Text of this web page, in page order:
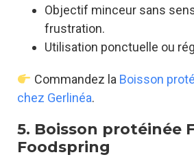
Objectif minceur sans
frustration.
Utilisation ponctuelle ou
Commandez la Boisson
chez Gerlinéa.
5. Boisson protéinée
Foodspring